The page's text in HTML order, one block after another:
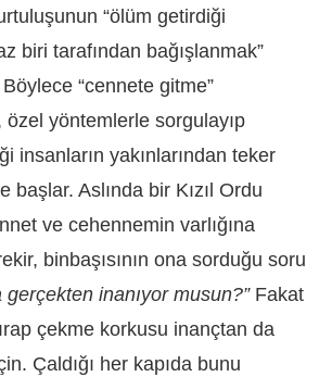
“ölüm getirdiği
biri tarafından bağışlanmak”
“cennete gitme”
yöntemlerle sorgulayıp
insanların yakınlarından teker
başlar. Aslında bir Kızıl Ordu
ve cehennemin varlığına
binbaşısının ona sorduğu soru
gerçekten inanıyor musun?”Fakat
çekme korkusu inançtan da
Çaldığı her kapıda bunu